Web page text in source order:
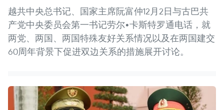
越共中央总书记、国家主席阮富仲12月2日与古巴共
产党中央委员会第一书记劳尔•卡斯特罗通电话，就
两党、两国、两国特殊友好关系情况以及在两国建交
60周年背景下促进双边关系的措施展开讨论。